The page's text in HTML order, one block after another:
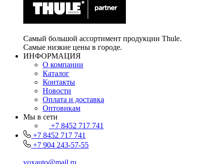
Самый большой ассортимент продукции Thule.
Самые низкие цены в городе.
ИНФОРМАЦИЯ
О компании
Каталог
Контакты
Новости
Оплата и доставка
Оптовикам
Мы в сети
+7 8452 717 741
+7 8452 717 741
+7 904 243-57-55
voxauto@mail.ru